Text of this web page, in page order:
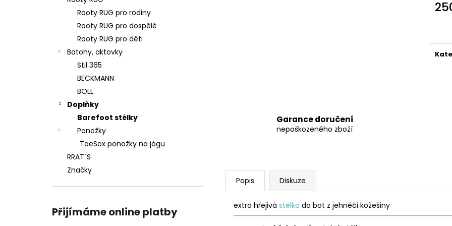
Rooty RUG pro rodiny
Rooty RUG pro dospělé
Rooty RUG pro děti
Batohy, aktovky
Stil 365
BECKMANN
BOLL
Doplňky
Barefoot stélky
Ponožky
ToeSox ponožky na jógu
RRAT´S
Značky
Přijímáme online platby
Garance doručení
nepoškozeného zboží
Popis Diskuze
extra hřejivá stélka do bot z jehněčí kožešiny
BEDA SANDÁLY BFN 170010/SD/W/NL
1 290 Kč
1 590 Kč
BEDA BFN